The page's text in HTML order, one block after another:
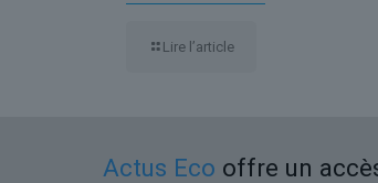
Lire l’article
Actus Eco offre un